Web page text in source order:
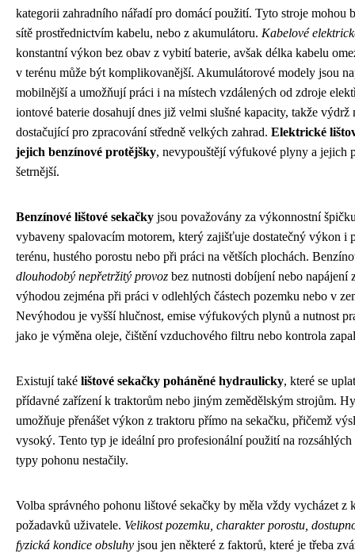
kategorii zahradního nářadí pro domácí použití. Tyto stroje mohou
sítě prostřednictvím kabelu, nebo z akumulátoru. Kabelové
konstantní výkon bez obav z vybití baterie, avšak délka kabelu
v terénu může být komplikovanější. Akumulátorové modely jsou
mobilnější a umožňují práci i na místech vzdálených od zdroje
iontové baterie dosahují dnes již velmi slušné kapacity, takže výdrž
dostačující pro zpracování středně velkých zahrad. Elektrické
jejich benzínové protějšky, nevypouštějí výfukové plyny a jejich
šetrnější.
Benzínové lištové sekačky jsou považovány za výkonnostní
vybaveny spalovacím motorem, který zajišťuje dostatečný výkon i
terénu, hustého porostu nebo při práci na větších plochách.
dlouhodobý nepřetržitý provoz bez nutnosti dobíjení nebo napájení
výhodou zejména při práci v odlehlých částech pozemku nebo v
Nevýhodou je vyšší hlučnost, emise výfukových plynů a nutnost
jako je výměna oleje, čištění vzduchového filtru nebo kontrola
Existují také lištové sekačky poháněné hydraulicky, které se
přídavné zařízení k traktorům nebo jiným zemědělským strojům.
umožňuje přenášet výkon z traktoru přímo na sekačku, přičemž
vysoký. Tento typ je ideální pro profesionální použití na
typy pohonu nestačily.
Volba správného pohonu lištové sekačky by měla vždy vycházet z
požadavků uživatele. Velikost pozemku, charakter porostu,
fyzická kondice obsluhy jsou jen některé z faktorů, které je třeba